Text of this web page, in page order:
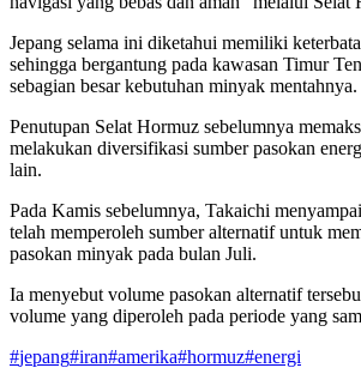
Jepang selama ini diketahui memiliki
sehingga bergantung pada kawasan Timur
sebagian besar kebutuhan minyak mentahnya.
Penutupan Selat Hormuz sebelumnya
melakukan diversifikasi sumber pasokan
lain.
Pada Kamis sebelumnya, Takaichi
telah memperoleh sumber alternatif untuk
pasokan minyak pada bulan Juli.
Ia menyebut volume pasokan alternatif
volume yang diperoleh pada periode yang
#jepang#iran#amerika#hormuz#energi